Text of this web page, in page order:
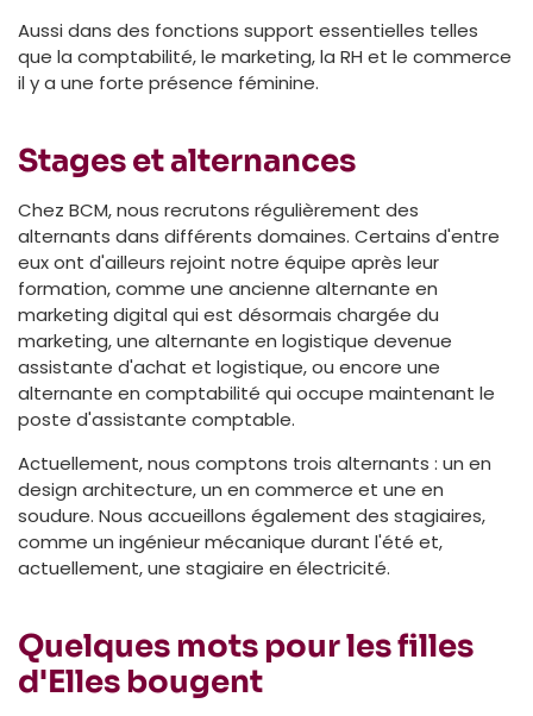
Aussi dans des fonctions support essentielles telles
que la comptabilité, le marketing, la RH et le commerce
il y a une forte présence féminine.
Stages et alternances
Chez BCM, nous recrutons régulièrement des
alternants dans différents domaines. Certains d'entre
eux ont d'ailleurs rejoint notre équipe après leur
formation, comme une ancienne alternante en
marketing digital qui est désormais chargée du
marketing, une alternante en logistique devenue
assistante d'achat et logistique, ou encore une
alternante en comptabilité qui occupe maintenant le
poste d'assistante comptable.
Actuellement, nous comptons trois alternants : un en
design architecture, un en commerce et une en
soudure. Nous accueillons également des stagiaires,
comme un ingénieur mécanique durant l'été et,
actuellement, une stagiaire en électricité.
Quelques mots pour les filles
d'Elles bougent